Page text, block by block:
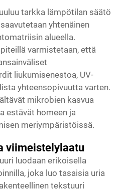
tarkka lämpötilan säätö
yhtenäinen
alueella.
varmistetaan, että
liukumisenestoa, UV-
yhteensopivuutta varten.
mikrobien kasvua
estävät homeen ja
meriympäristöissä.
viimeistelylaatu
luodaan erikoisella
joka luo tasaisia uria
tekstuuri